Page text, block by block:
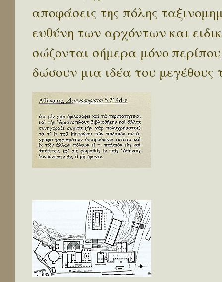
αποφάσεις της πόλης
ευθύνη των αρχόντων και
σώζονται σήμερα μόνο
δώσουν μια ιδέα του μεγέθους